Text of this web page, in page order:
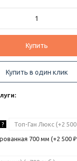
Купить
Купить в один клик
?
700 мм (+2 500 ₽